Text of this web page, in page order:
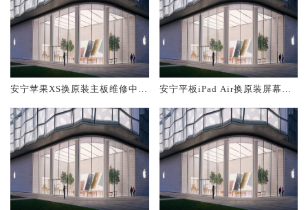
安宁苹果XS换原装主板维修中心
安宁平板iPad Air换原装屏幕服